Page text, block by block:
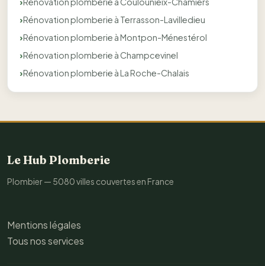
Rénovation plomberie à Terrasson-Lavilledieu
Rénovation plomberie à Montpon-Ménestérol
Rénovation plomberie à Champcevinel
Rénovation plomberie à La Roche-Chalais
Le Hub Plomberie
Plombier — 5080 villes couvertes en France
Mentions légales
Tous nos services